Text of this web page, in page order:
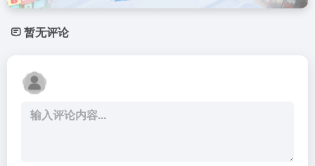
暂无评论